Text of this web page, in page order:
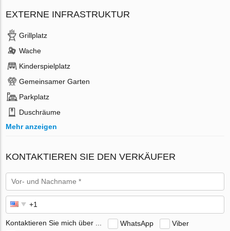
EXTERNE INFRASTRUKTUR
Grillplatz
Wache
Kinderspielplatz
Gemeinsamer Garten
Parkplatz
Duschräume
Mehr anzeigen
KONTAKTIEREN SIE DEN VERKÄUFER
Kontaktieren Sie mich über ... WhatsApp
Viber